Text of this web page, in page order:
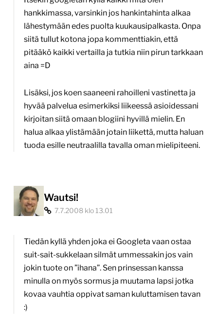
hankkimassa, varsinkin jos hankintahinta alkaa
lähestymään edes puolta kuukausipalkasta. Onpa
siitä tullut kotona jopa kommenttiakin, että
pitääkö kaikki vertailla ja tutkia niin pirun tarkkaan
aina =D
Lisäksi, jos koen saaneeni rahoilleni vastinetta ja
hyvää palvelua esimerkiksi liikeessä asioidessani
kirjoitan siitä omaan blogiini hyvillä mielin. En
halua alkaa ylistämään jotain liikettä, mutta haluan
tuoda esille neutraalilla tavalla oman mielipiteeni.
Wautsi!
7.7.2008 klo 13.01
Tiedän kyllä yhden joka ei Googleta vaan ostaa
suit-sait-sukkelaan silmät ummessakin jos vain
jokin tuote on ”ihana”. Sen prinsessan kanssa
minulla on myös sormus ja muutama lapsi jotka
kovaa vauhtia oppivat saman kuluttamisen tavan
:)